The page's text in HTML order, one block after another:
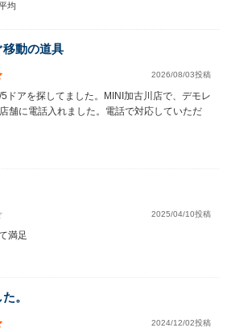
均
移動の道具
2026/08/03投稿
ドアを探してました。MINI加古川店で、デモレ
舗に電話入れました。電話で対応していただ
2025/04/10投稿
満足
。
2024/12/02投稿